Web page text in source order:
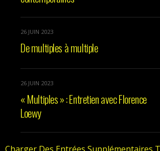
26 JUIN 2023
De multiples à multiple
26 JUIN 2023
« Multiples » : Entretien avec Florence
Loewy